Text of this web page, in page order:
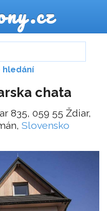
hledání
chata
835, 059 55 Ždiar,
Slovensko